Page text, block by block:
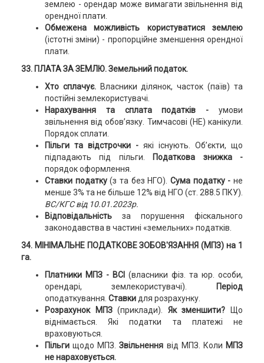
землею - орендар може вимагати звільнення від
орендної плати.
Обмежена можливість користуватися землею
(істотні зміни) - пропорційне зменшення орендної
плати.
33. ПЛАТА ЗА ЗЕМЛЮ. Земельний податок.
Хто сплачує. Власники ділянок, часток (паїв) та
постійні землекористувачі.
Нарахування та сплата податків -умови
звільнення від обов’язку. Тимчасові (НЕ) канікули.
Порядок сплати.
Пільги та відстрочки -які існують. Об’єкти, що
підпадають під пільги.
Податкова знижка -
порядок оформлення.
Ставки податку(з та без НГО).Сума податку - не
менше 3% та не більше 12% від НГО (ст. 288.5 ПКУ).
ВС/КГС від 10.01.2023р.
Відповідальність за порушення фіскального
законодавства в частині «земельних» податків.
34. МІНІМАЛЬНЕ ПОДАТКОВЕ ЗОБОВ'ЯЗАННЯ (МПЗ) на 1
га.
Платники МПЗ -ВСІ (власники фіз. та юр. особи,
орендарі, землекористувачі).
Період
оподаткування. Ставкидля розрахунку.
Розрахунок МПЗ(приклади). Як зменшити?
Що
віднімається. Які податки та платежі не
враховуються.
Пільгищодо МПЗ.Звільнення від МПЗ. Коли МПЗ
не нараховується.